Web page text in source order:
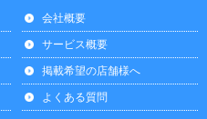
会社概要
サービス概要
掲載希望の店舗様へ
よくある質問